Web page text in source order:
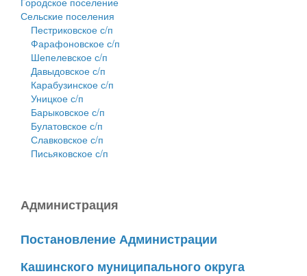
Сельские поселения
Пестриковское с/п
Фарафоновское с/п
Шепелевское с/п
Давыдовское с/п
Карабузинское с/п
Уницкое с/п
Барыковское с/п
Булатовское с/п
Славковское с/п
Письяковское с/п
Администрация
Постановление Администрации
Кашинского муниципального округа